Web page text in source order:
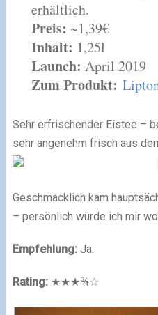
erhältlich.
Preis: ~1,39€
Inhalt: 1,25l
Launch: April 2019
Zum Produkt:
Sehr erfrischender Eistee –
sehr angenehm frisch aus
Geschmacklich kam
– persönlich würde ich mir
Empfehlung:Ja.
Rating:★★★¾☆